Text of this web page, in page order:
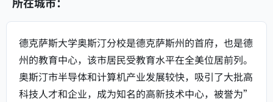
所在城市：
德克萨斯大学奥斯汀分校是德克萨斯州的首府，也是德
州的教育中心，该市居民受教育水平在全美位居前列。
奥斯汀市半导体和计算机产业发展较快，吸引了大批高
科技人才和企业，成为知名的高新技术中心，被誉为”